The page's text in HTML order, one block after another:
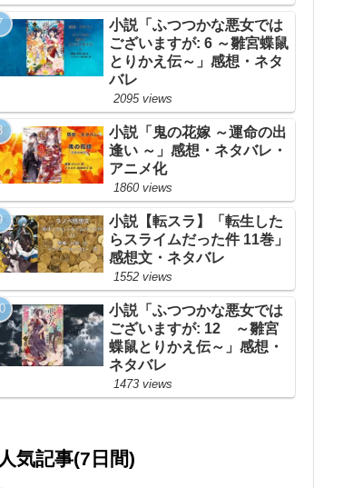
小説「ふつつかな悪女では
ございますが: 6 ～雛宮蝶鼠
とりかえ伝～」感想・ネタ
バレ
2095 views
小説「鬼の花嫁 ～運命の出
逢い ～」感想・ネタバレ・
アニメ化
1860 views
小説【転スラ】「転生した
らスライムだった件 11巻」
感想文・ネタバレ
1552 views
小説「ふつつかな悪女では
ございますが: 12 ～雛宮
蝶鼠とりかえ伝～」感想・
ネタバレ
1473 views
人気記事(7日間)